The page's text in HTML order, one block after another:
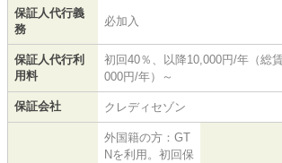
保証人代行義
務
必加入
保証人代行利
用料
初回40％、以降10,000円/年（総
000円/年）～
保証会社 クレディセゾン
外国籍の方：GT
Nを利用。初回保